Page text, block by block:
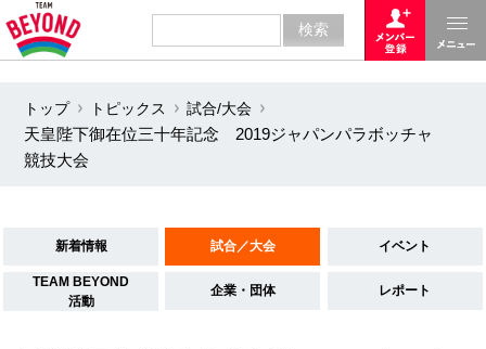
トップ トピックス
試合/大会
天皇陛下御在位三十年記念 2019ジャパンパラボッチャ
競技大会
新着情報 試合／大会 イベント
TEAM BEYOND
活動
企業・団体 レポート